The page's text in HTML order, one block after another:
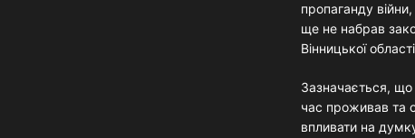
пропаганду
ще не набрав
Вінницької
Зазначається,
час проживав та
впливати на